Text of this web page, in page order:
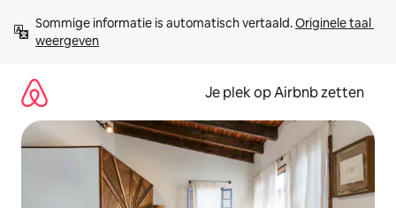
direct
naar
Sommige informatie is automatisch vertaald. Originele taal
weergeven
Je plek op Airbnb zetten